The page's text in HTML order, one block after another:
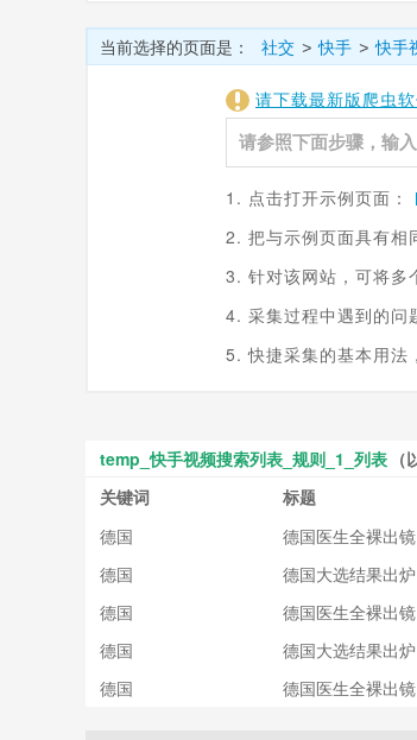
当前选择的页面是： 社交 > 快手 > 快手
请下载最新版爬虫
1. 点击打开示例页面：
2. 把与示例页面具有相
3. 针对该网站，可将多
4. 采集过程中遇到的问
5. 快捷采集的基本用法
temp_快手视频搜索列表_规则_1_列表
关键词
标题
德国
德国医生全裸出
德国
德国大选结果出
德国
德国医生全裸出
德国
德国大选结果出
德国
德国医生全裸出